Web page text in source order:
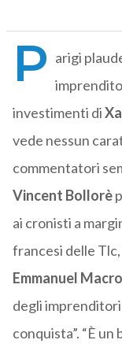
P arigi
investimenti di
vede nessun
commentatori
Vincent Bollorè
ai cronisti a
francesi delle
Emmanuel
degli
conquista”. “È un